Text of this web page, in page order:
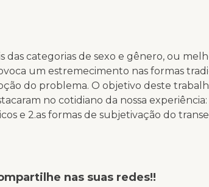
das categorias de sexo e gênero, ou
um estremecimento nas formas
do problema. O objetivo deste
no cotidiano da nossa experiência:
e 2.as formas de subjetivação do
nas suas redes!!